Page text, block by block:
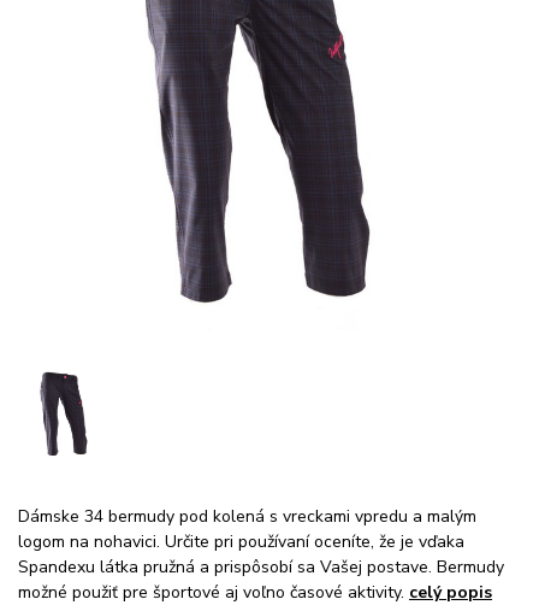
Dámske 34 bermudy pod kolená s vreckami vpredu a malým
logom na nohavici. Určite pri používaní oceníte, že je vďaka
Spandexu látka pružná a prispôsobí sa Vašej postave. Bermudy
možné použiť pre športové aj voľno časové aktivity. celý popis